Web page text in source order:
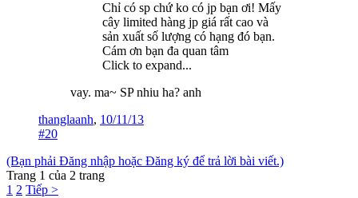
Chỉ có sp chứ ko có jp bạn ơi! Mấy
cây limited hàng jp giá rất cao và
sản xuất số lượng có hạng đó bạn.
Cám ơn bạn đa quan tâm
Click to expand...
vay. ma~ SP nhiu ha? anh
thanglaanh, 10/11/13
#20
(Bạn phải Đăng nhập hoặc Đăng ký để trả lời bài viết.)
Trang 1 của 2 trang
1 2 Tiếp >